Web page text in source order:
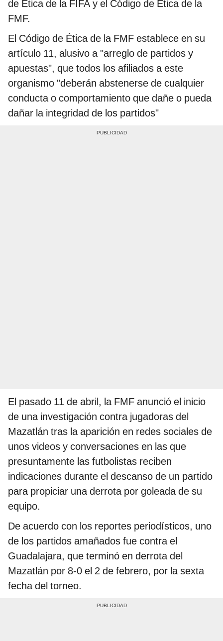
de Ética de la FIFA y el Código de Ética de la
FMF.
El Código de Ética de la FMF establece en su
artículo 11, alusivo a "arreglo de partidos y
apuestas", que todos los afiliados a este
organismo "deberán abstenerse de cualquier
conducta o comportamiento que dañe o pueda
dañar la integridad de los partidos"
El pasado 11 de abril, la FMF anunció el inicio
de una investigación contra jugadoras del
Mazatlán tras la aparición en redes sociales de
unos videos y conversaciones en las que
presuntamente las futbolistas reciben
indicaciones durante el descanso de un partido
para propiciar una derrota por goleada de su
equipo.
De acuerdo con los reportes periodísticos, uno
de los partidos amañados fue contra el
Guadalajara, que terminó en derrota del
Mazatlán por 8-0 el 2 de febrero, por la sexta
fecha del torneo.